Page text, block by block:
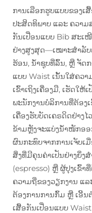
ການເລືອກຮູບແບບຂອງ
ປະສິດທິພາບ ແລະ ຄວາມ
ກັນເປື່ອນແບບ Bib ສະເ
ຢ່າງສູງສຸດ—ເໝາະສຳລັ
ຮ້ອນ, ນ້ຳຊຸບທີ່ລົ້ນ, ຫຼື ຈັດກ
ແບບ Waist ເນັ້ນໃສ່ຄວ
ເຂົ້າເຖິງເຄື່ອງມື, ເຮັດໃ
ພະນັກງານບໍລິການທີ່ຕ້ອງ
ເຄື່ອງຮັບບັດເຄຣດິດຢ່າງ
ຂ້າມຫຼັງຈະແບ່ງນ້ຳໜັກອອ
ຜົນກະທົບຈາກການເຈັບເ
ສິ່ງທີ່ມີຄຸນຄ່າເປັນຢ່າງຍິ່ງ
(espresso) ຫຼື ຜູ້ປຸງເຂົ້າ
ຄວາມຖີ່ຂອງວຽກງານ ແ
ຕ້ອງການການກົ້ມ ຫຼື ເອີ້ນ
ເສື້ອກັນເປື່ອນແບບ